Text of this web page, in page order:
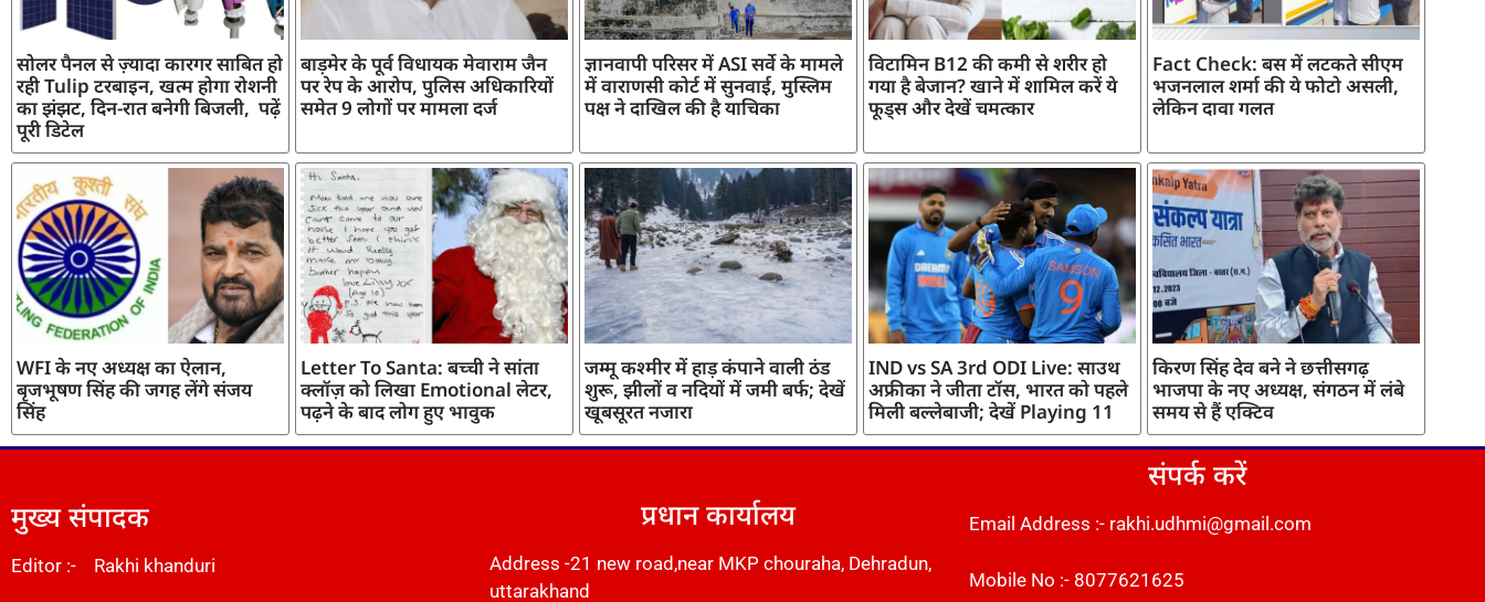
सोलर पैनल से ज़्यादा कारगर साबित हो
रही Tulip टरबाइन, खत्म होगा रोशनी
का झंझट, दिन-रात बनेगी बिजली, पढ़ें
पूरी डिटेल
बाड़मेर के पूर्व विधायक मेवाराम जैन
पर रेप के आरोप, पुलिस अधिकारियों
समेत 9 लोगों पर मामला दर्ज
ज्ञानवापी परिसर में ASI सर्वे के मामले
में वाराणसी कोर्ट में सुनवाई, मुस्लिम
पक्ष ने दाखिल की है याचिका
विटामिन B12 की कमी से शरीर हो
गया है बेजान? खाने में शामिल करें ये
फूड्स और देखें चमत्कार
Fact Check: बस में लटकते सीएम
भजनलाल शर्मा की ये फोटो असली,
लेकिन दावा गलत
WFI के नए अध्यक्ष का ऐलान,
बृजभूषण सिंह की जगह लेंगे संजय
सिंह
Letter To Santa: बच्ची ने सांता
क्लॉज़ को लिखा Emotional लेटर,
पढ़ने के बाद लोग हुए भावुक
जम्मू कश्मीर में हाड़ कंपाने वाली ठंड
शुरू, झीलों व नदियों में जमी बर्फ; देखें
खूबसूरत नजारा
IND vs SA 3rd ODI Live: साउथ
अफ्रीका ने जीता टॉस, भारत को पहले
मिली बल्लेबाजी; देखें Playing 11
किरण सिंह देव बने ने छत्तीसगढ़
भाजपा के नए अध्यक्ष, संगठन में लंबे
समय से हैं एक्टिव
मुख्य संपादक
Editor :- Rakhi khanduri
प्रधान कार्यालय
Address -21 new road,near MKP chouraha, Dehradun,
uttarakhand
संपर्क करें
Email Address :- rakhi.udhmi@gmail.com
Mobile No :- 8077621625